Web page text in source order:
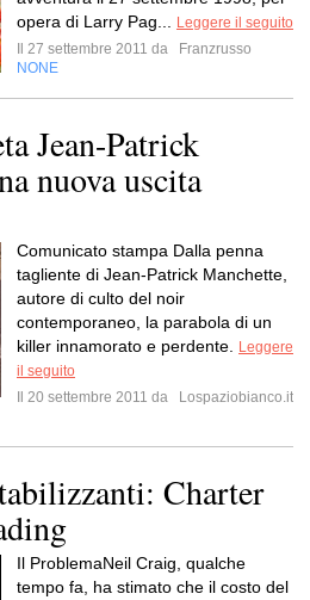
opera di Larry Pag...
Leggere il seguito
Il 27 settembre 2011 da
Franzrusso
NONE
Jean-Patrick
nuova uscita
Comunicato stampa Dalla penna
tagliente di Jean-Patrick Manchette,
autore di culto del noir
contemporaneo, la parabola di un
killer innamorato e perdente.
Leggere
il seguito
Il 20 settembre 2011 da
Lospaziobianco.it
Charter
Il ProblemaNeil Craig, qualche
tempo fa, ha stimato che il costo del